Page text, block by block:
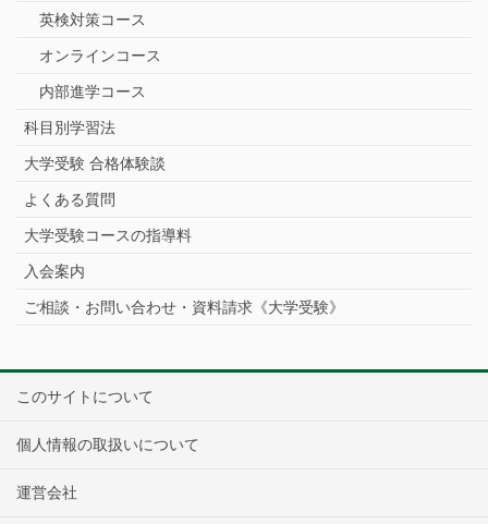
英検対策コース
オンラインコース
内部進学コース
科目別学習法
大学受験 合格体験談
よくある質問
大学受験コースの指導料
入会案内
ご相談・お問い合わせ・資料請求《大学受験》
このサイトについて
個人情報の取扱いについて
運営会社